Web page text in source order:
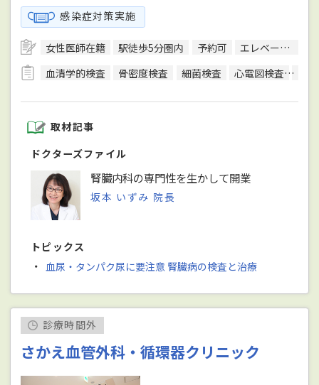
感染症対策実施
女性医師在籍 駅徒歩5分圏内 予約可
エレベーターあり
血清学的検査
骨密度検査 細菌検査 心電図検査
取材記事
ドクターズファイル
腎臓内科の専門性を生かして開業
坂本 いずみ 院長
トピックス
・ 血尿・タンパク尿に要注意 腎臓病の検査と治療
診療時間外
さかえ血管外科・循環器クリニック